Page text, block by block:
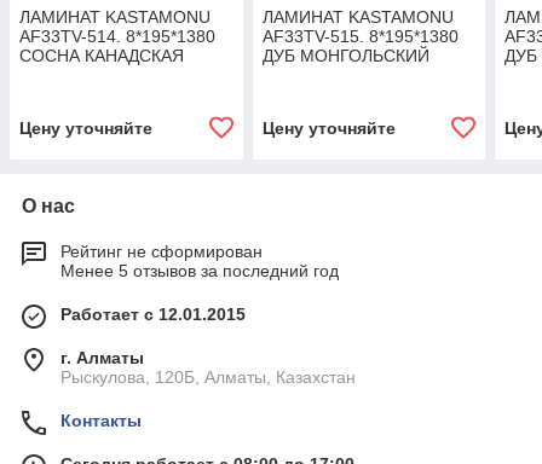
ЛАМИНАТ KASTAMONU
AF33TV-514. 8*195*1380
СОСНА КАНАДСКАЯ
Цену уточняйте
ЛАМИНАТ KASTAMONU
AF33TV-515. 8*195*1380
ДУБ МОНГОЛЬСКИЙ
Цену уточняйте
О нас
Рейтинг не сформирован
Менее 5 отзывов за последний год
Работает с 12.01.2015
г. Алматы
Рыскулова, 120Б, Алматы, Казахстан
Контакты